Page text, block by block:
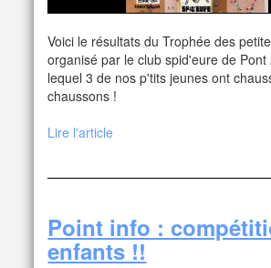
Voici le résultats du Trophée des
organisé par le club spid'eure de
lequel 3 de nos p'tits jeunes ont
chaussons !
Lire l'article
Point info :
enfants !!